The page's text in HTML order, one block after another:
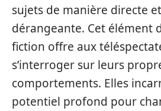
sujets de manière directe
dérangeante. Cet élément
fiction offre aux
s’interroger sur leurs
comportements. Elles
potentiel profond pour